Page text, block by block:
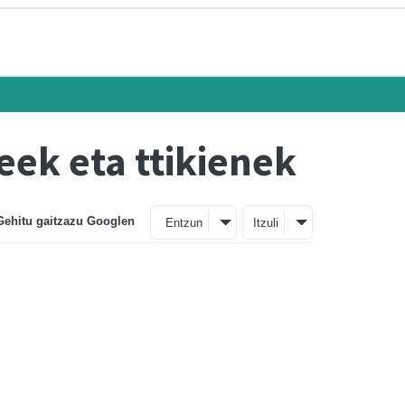
eta ttikienek
gaitzazu Googlen Entzun Itzuli